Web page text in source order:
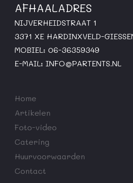
AFHAALADRES
NIJVERHEIDSTRAAT 1
3371 XE HARDINXVELD-
MOBIEL: 06-36359349
E-MAIL: INFO@PARTENTS.NL
Home
Artikelen
Foto-video
Catering
Huurvoorwaarden
Contact